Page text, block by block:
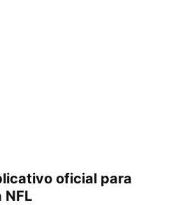
oficial para
NFL